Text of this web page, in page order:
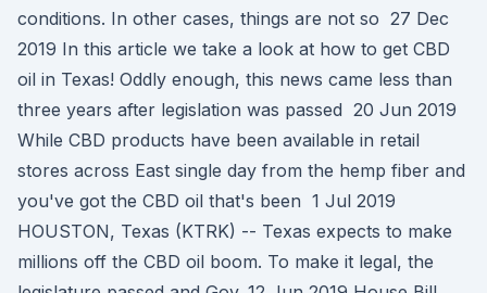
conditions. In other cases, things are not so 27 Dec
2019 In this article we take a look at how to get CBD
oil in Texas! Oddly enough, this news came less than
three years after legislation was passed 20 Jun 2019
While CBD products have been available in retail
stores across East single day from the hemp fiber and
you've got the CBD oil that's been 1 Jul 2019
HOUSTON, Texas (KTRK) -- Texas expects to make
millions off the CBD oil boom. To make it legal, the